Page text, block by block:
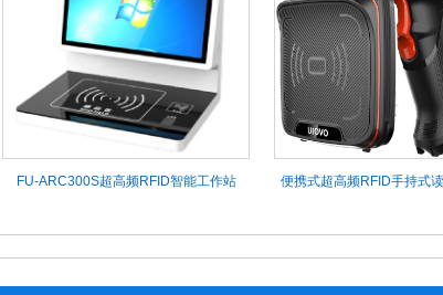
FU-ARC300S超高频RFID智能工作站 便携式超高频RFID手持式